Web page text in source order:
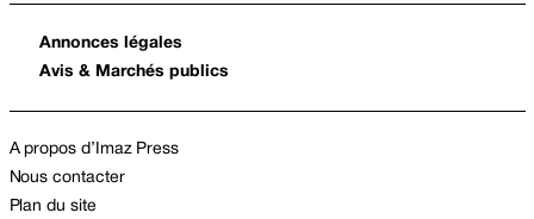
Annonces légales
Avis & Marchés publics
A propos d’Imaz Press
Nous contacter
Plan du site